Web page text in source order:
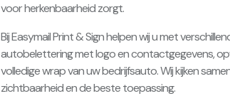
voor herkenbaarheid zorgt.
Bij Easymail Print & Sign helpen wij u met
autobelettering met logo en contactgegevens,
volledige wrap van uw bedrijfsauto. Wij kijken
zichtbaarheid en de beste toepassing.